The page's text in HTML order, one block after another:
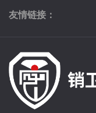
友情链接：